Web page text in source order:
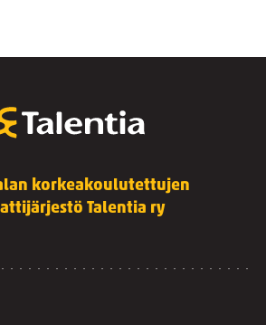
korkeakoulutettujen
Talentia ry